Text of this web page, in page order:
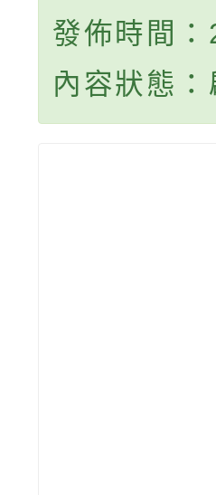
發佈時間
內容狀態：